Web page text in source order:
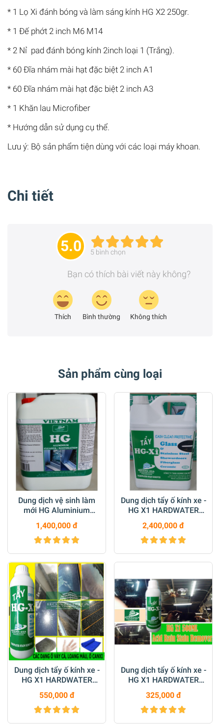
* 1 Lọ Xi đánh bóng và làm sáng kính HG X2 250gr.
* 1 Đế phớt 2 inch M6 M14
* 2 Nỉ pad đánh bóng kính 2inch loại 1 (Trắng).
* 60 Đĩa nhám mài hạt đặc biệt 2 inch A1
* 60 Đĩa nhám mài hạt đặc biệt 2 inch A3
* 1 Khăn lau Microfiber
* Hướng dẫn sử dụng cụ thể.
Lưu ý: Bộ sản phẩm tiện dùng với các loại máy khoan.
Chi tiết
5.0 5 bình chọn
Bạn có thích bài viết này không?
Thích Bình thường Không thích
Sản phẩm cùng loại
Dung dịch vệ sinh làm
mới HG Aluminium
Cleaner & Restorer
5000ml
1,400,000 đ
Dung dịch tẩy ố kính xe -
HG X1 HARDWATER
STAIN REMOVER for Car
5000 ML
2,400,000 đ
Dung dịch tẩy ố kính xe -
HG X1 HARDWATER
STAIN REMOVER for Car
1000 ML
550,000 đ
Dung dịch tẩy ố kính xe -
HG X1 HARDWATER
STAIN REMOVER for Car
500 ML
325,000 đ